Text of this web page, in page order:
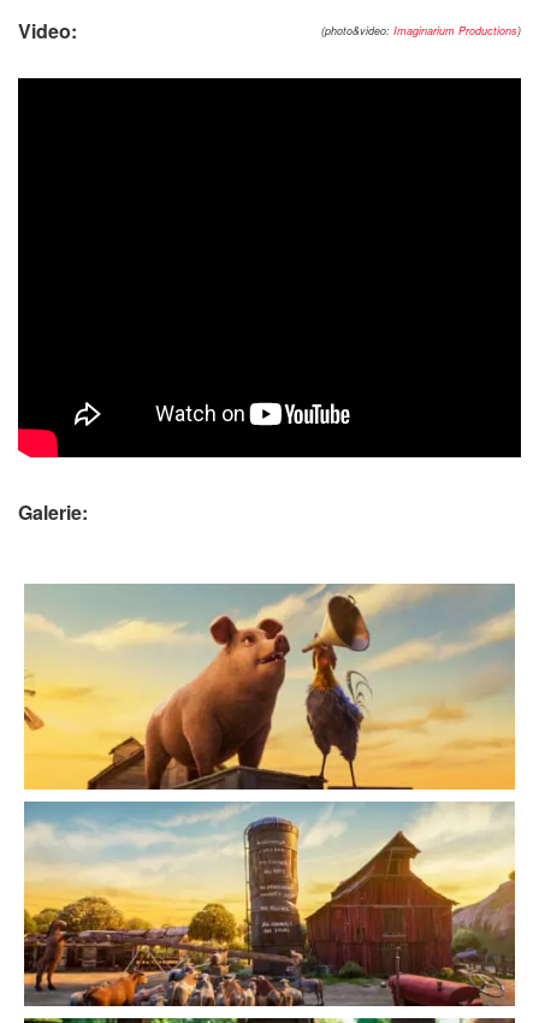
(photo&video: Imaginarium Productions)
Video:
Galerie: